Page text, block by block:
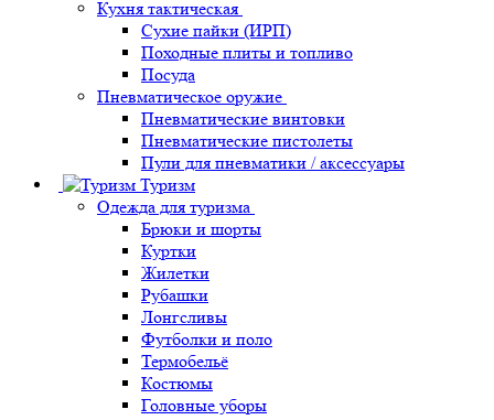
Кухня тактическая
Сухие пайки (ИРП)
Походные плиты и топливо
Посуда
Пневматическое оружие
Пневматические винтовки
Пневматические пистолеты
Пули для пневматики / аксессуары
Туризм
Одежда для туризма
Брюки и шорты
Куртки
Жилетки
Рубашки
Лонгсливы
Футболки и поло
Термобельё
Костюмы
Головные уборы